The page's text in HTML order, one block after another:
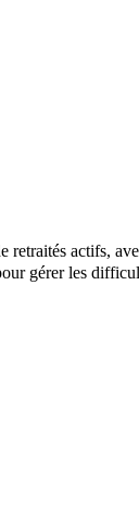
retraités actifs,
gérer les